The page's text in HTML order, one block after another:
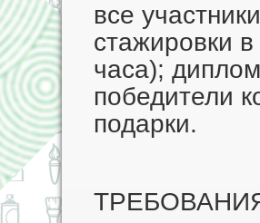
все
стажировки
часа);
победители
подарки.